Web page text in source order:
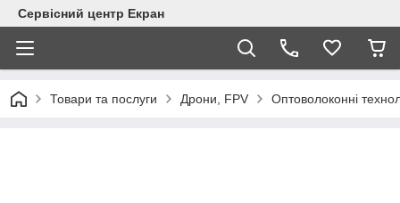
Сервісний центр Екран
Товари та послуги Дрони, FPV Оптоволоконні